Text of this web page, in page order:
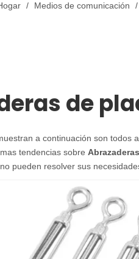
/ Medios de comunicación
de
a continuación son todos
tendencias sobre
no pueden resolver sus